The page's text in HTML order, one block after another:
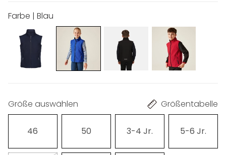
Farbe | Blau
Größe auswählen Größentabelle
46 50 3-4 Jr. 5-6 Jr.